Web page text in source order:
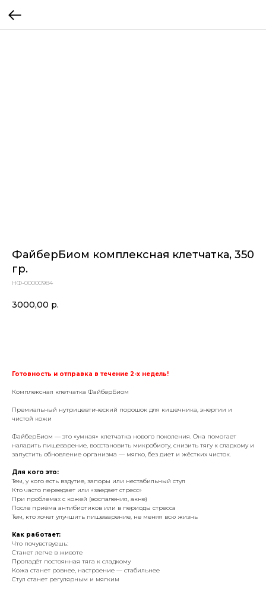
ФайберБиом комплексная клетчатка, 350
гр.
НФ-00000984
3000,00 р.
Готовность и отправка в течение 2-х недель!
Комплексная клетчатка ФайберБиом
Премиальный нутрицевтический порошок для кишечника, энергии и
чистой кожи
ФайберБиом — это «умная» клетчатка нового поколения. Она помогает
наладить пищеварение, восстановить микробиоту, снизить тягу к сладкому и
запустить обновление организма — мягко, без диет и жёстких чисток.
Для кого это:
Тем, у кого есть вздутие, запоры или нестабильный стул
Кто часто переедает или «заедает стресс»
При проблемах с кожей (воспаления, акне)
После приёма антибиотиков или в периоды стресса
Тем, кто хочет улучшить пищеварение, не меняя всю жизнь
Как работает:
Что почувствуешь:
Станет легче в животе
Пропадёт постоянная тяга к сладкому
Кожа станет ровнее, настроение — стабильнее
Стул станет регулярным и мягким